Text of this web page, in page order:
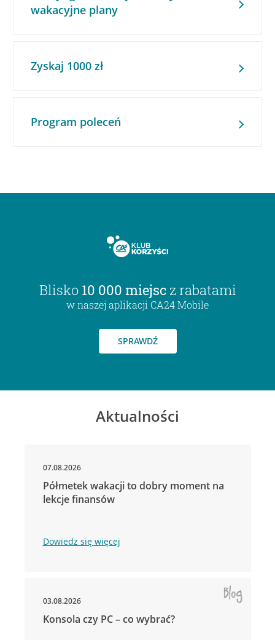
wakacyjne plany
Zyskaj 1000 zł
Program poleceń
Blisko 10 000 miejsc z rabatami
w naszej aplikacji CA24 Mobile
SPRAWDŹ
Aktualności
07.08.2026
Półmetek wakacji to dobry moment na
lekcje finansów
Dowiedz się więcej
03.08.2026
Konsola czy PC – co wybrać?